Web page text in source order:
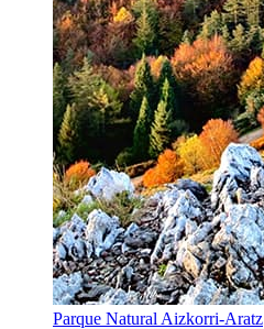
Parque Natural Aizkorri-Aratz